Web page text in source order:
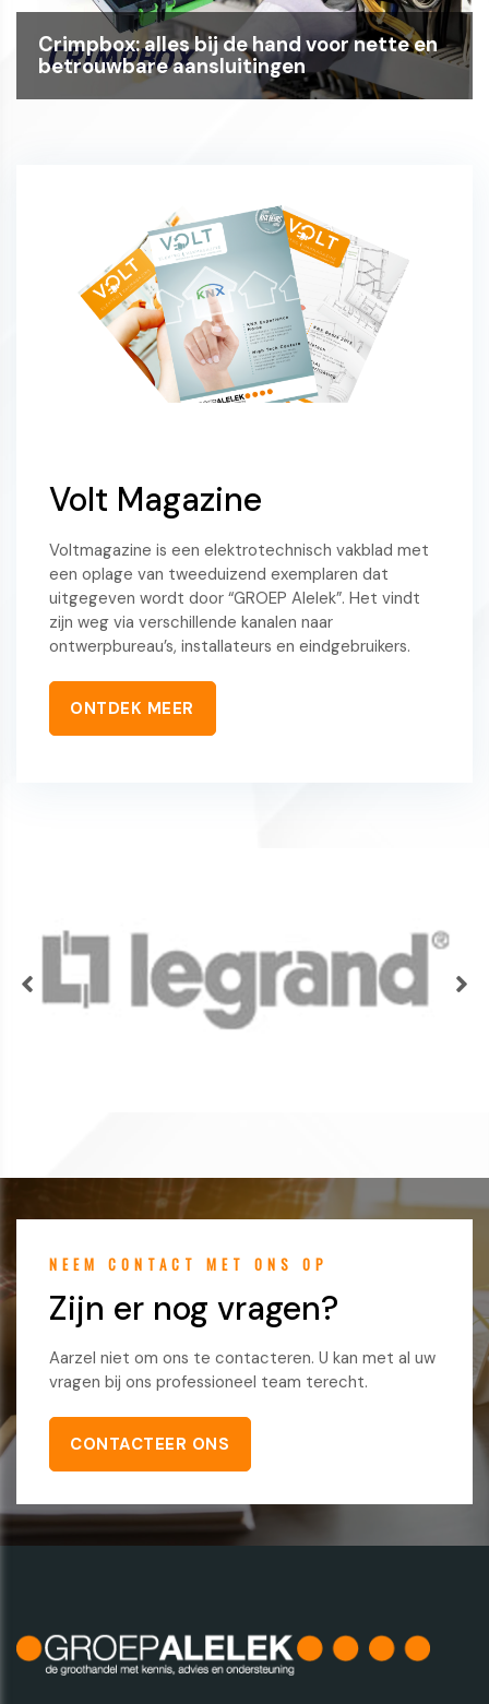
Crimpbox: alles bij de hand voor nette en
betrouwbare aansluitingen
Volt Magazine
Voltmagazine is een elektrotechnisch vakblad met
een oplage van tweeduizend exemplaren dat
uitgegeven wordt door “GROEP Alelek”. Het vindt
zijn weg via verschillende kanalen naar
ontwerpbureau’s, installateurs en eindgebruikers.
ONTDEK MEER
NEEM CONTACT MET ONS OP
Zijn er nog vragen?
Aarzel niet om ons te contacteren. U kan met al uw
vragen bij ons professioneel team terecht.
CONTACTEER ONS